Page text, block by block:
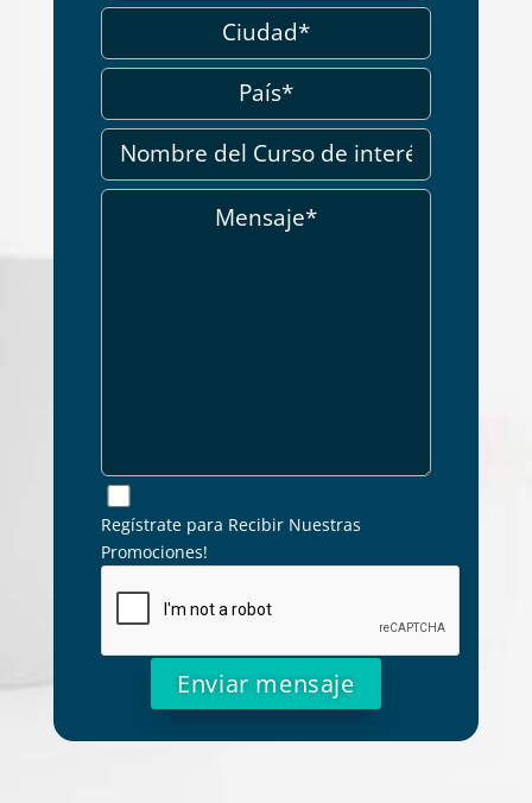
Regístrate para Recibir Nuestras
Promociones!